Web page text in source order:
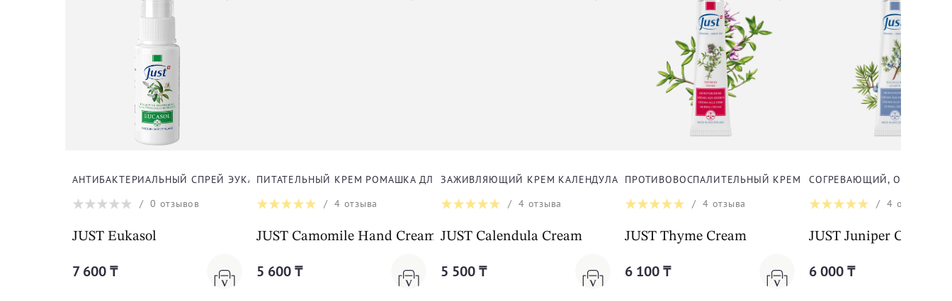
АНТИБАКТЕРИАЛЬНЫЙ СПРЕЙ ЭУКАСОЛ
/0 отзывов
JUST Eukasol
7 600 ₸
ПИТАТЕЛЬНЫЙ КРЕМ РОМАШКА ДЛЯ РУК
/4 отзыва
JUST Camomile Hand Cream
5 600 ₸
ЗАЖИВЛЯЮЩИЙ КРЕМ КАЛЕНДУЛА
/4 отзыва
JUST Calendula Cream
5 500 ₸
ПРОТИВОВОСПАЛИТЕЛЬНЫЙ КРЕМ ТИМЬЯН ДЛЯ ТЕЛА
/4 отзыва
JUST Thyme Cream
6 100 ₸
СОГРЕВАЮЩИЙ,
/4 отзыва
JUST Juniper Cream
6 000 ₸